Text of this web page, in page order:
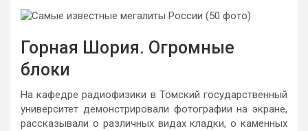
Горная Шория. Огромные
блоки
На кафедре радиофизики в Томский государственный
университет демонстрировали фотографии на экране,
рассказывали о различных видах кладки, о каменных